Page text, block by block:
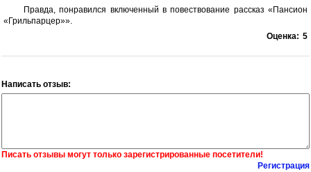
Правда, понравился включенный в повествование рассказ «Пансион
«Грильпарцер»».
Оценка: 5
Написать отзыв:
Писать отзывы могут только зарегистрированные посетители!
Регистрация